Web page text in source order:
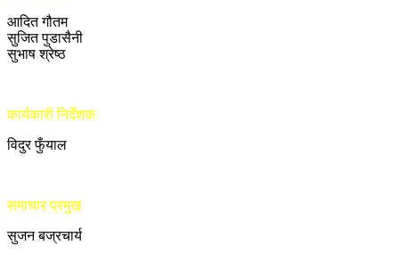
आदित गौतम
सुजित पुडासैनी
सुभाष श्रेष्ठ
कार्यकारी निर्देशक
विदुर फुँयाल
समाचार प्रमुख
सुजन बज्रचार्य